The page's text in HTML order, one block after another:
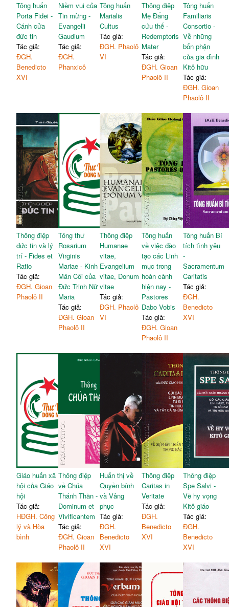
Tông huấn
Porta Fidei -
Cánh cửa
đức tin
Tác giả:
ĐGH.
Benedicto
XVI
Niềm vui của
Tin mừng -
Evangelii
Gaudium
Tác giả:
ĐGH.
Phanxicô
Tông huấn
Marialis
Cultus
Tác giả:
ĐGH. Phaolô
VI
Thông điệp
Mẹ Đấng
cứu thế -
Redemptoris
Mater
Tác giả:
ĐGH. Gioan
Phaolô II
Tông huấn
Familiaris
Consortio -
Về những
bổn phận
của gia đình
Kitô hữu
Tác giả:
ĐGH. Gioan
Phaolô II
Thông điệp
đức tin và lý
trí - Fides et
Ratio
Tác giả:
ĐGH. Gioan
Phaolô II
Tông thư
Rosarium
Virginis
Mariae - Kinh
Mân Côi của
Đức Trinh Nữ
Maria
Tác giả:
ĐGH. Gioan
Phaolô II
Thông điệp
Humanae
vitae,
Evangelium
vitae, Donum
vitae
Tác giả:
ĐGH. Phaolô
VI
Tông huấn
về việc đào
tạo các Linh
mục trong
hoàn cảnh
hiện nay -
Pastores
Dabo Vobis
Tác giả:
ĐGH. Gioan
Phaolô II
Tông huấn Bí
tích tình yêu
-
Sacramentum
Caritatis
Tác giả:
ĐGH.
Benedicto
XVI
Giáo huấn xã
hội của Giáo
hội
Tác giả:
HĐGH. Công
lý và Hòa
bình
Thông điệp
về Chúa
Thánh Thần -
Dominum et
Vivificantem
Tác giả:
ĐGH. Gioan
Phaolô II
Huấn thị về
Quyền bính
và Vâng
phục
Tác giả:
ĐGH.
Benedicto
XVI
Thông điệp
Caritas in
Veritate
Tác giả:
ĐGH.
Benedicto
XVI
Thông điệp
Spe Salvi -
Về hy vọng
Kitô giáo
Tác giả:
ĐGH.
Benedicto
XVI